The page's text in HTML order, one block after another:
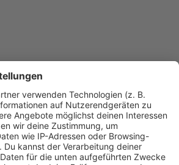
Woche
reloaded